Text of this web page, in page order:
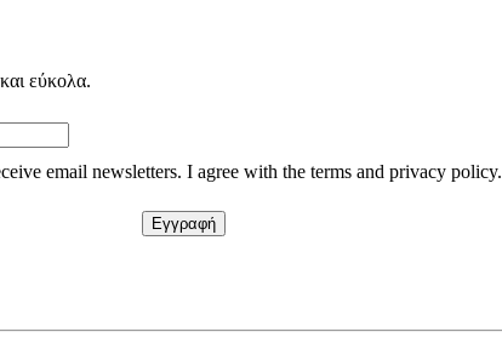
εύκολα.
email newsletters. I agree with the terms and privacy policy.